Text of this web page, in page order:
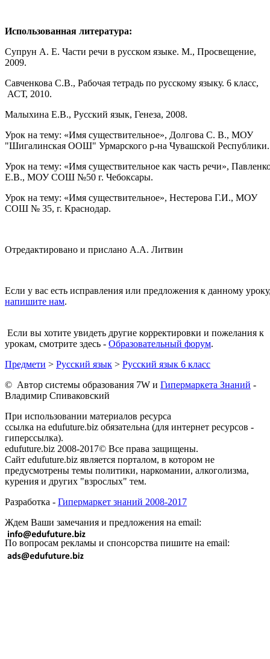
Использованная литература:
Супрун А. Е. Части речи в русском языке. М., Просвещение,
2009.
Савченкова С.В., Рабочая тетрадь по русскому языку. 6 класс,
АСТ, 2010.
Малыхина Е.В., Русский язык, Генеза, 2008.
Урок на тему: «Имя существительное», Долгова С. В., МОУ
"Шигалинская ООШ" Урмарского р-на Чувашской Республики.
Урок на тему: «Имя существительное как часть речи»,
Е.В., МОУ СОШ №50 г. Чебоксары.
Урок на тему: «Имя существительное», Нестерова Г.И., МОУ
СОШ № 35, г. Краснодар.
Отредактировано и прислано А.А. Литвин
Если у вас есть исправления или предложения к данному
напишите нам.
Если вы хотите увидеть другие корректировки и пожелания к
урокам, смотрите здесь - Образовательный форум.
Предмети > Русский язык > Русский язык 6 класс
© Автор системы образования 7W и Гипермаркета Знаний -
Владимир Спиваковский
При использовании материалов ресурса
ссылка на edufuture.biz обязательна (для интернет ресурсов -
гиперссылка).
edufuture.biz 2008-2017© Все права защищены.
Сайт edufuture.biz является порталом, в котором не
предусмотрены темы политики, наркомании, алкоголизма,
курения и других "взрослых" тем.
Разработка - Гипермаркет знаний 2008-2017
Ждем Ваши замечания и предложения на email:
По вопросам рекламы и спонсорства пишите на email: